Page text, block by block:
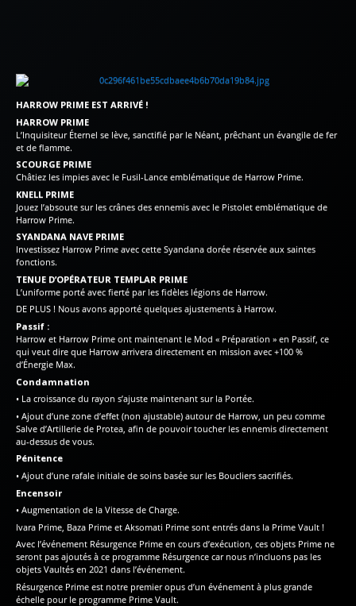
HARROW PRIME EST ARRIVÉ !
HARROW PRIME
L’Inquisiteur Éternel se lève, sanctifié par le Néant, prêchant un évangile de fer
et de flamme.
SCOURGE PRIME
Châtiez les impies avec le Fusil-Lance emblématique de Harrow Prime.
KNELL PRIME
Jouez l’absoute sur les crânes des ennemis avec le Pistolet emblématique de
Harrow Prime.
SYANDANA NAVE PRIME
Investissez Harrow Prime avec cette Syandana dorée réservée aux saintes
fonctions.
TENUE D’OPÉRATEUR TEMPLAR PRIME
L’uniforme porté avec fierté par les fidèles légions de Harrow.
DE PLUS ! Nous avons apporté quelques ajustements à Harrow.
Passif :
Harrow et Harrow Prime ont maintenant le Mod « Préparation » en Passif, ce
qui veut dire que Harrow arrivera directement en mission avec +100 %
d’Énergie Max.
Condamnation
• La croissance du rayon s’ajuste maintenant sur la Portée.
• Ajout d’une zone d’effet (non ajustable) autour de Harrow, un peu comme
Salve d’Artillerie de Protea, afin de pouvoir toucher les ennemis directement
au-dessus de vous.
Pénitence
• Ajout d’une rafale initiale de soins basée sur les Boucliers sacrifiés.
Encensoir
• Augmentation de la Vitesse de Charge.
Ivara Prime, Baza Prime et Aksomati Prime sont entrés dans la Prime Vault !
Avec l’événement Résurgence Prime en cours d’exécution, ces objets Prime ne
seront pas ajoutés à ce programme Résurgence car nous n’incluons pas les
objets Vaultés en 2021 dans l’événement.
Résurgence Prime est notre premier opus d’un événement à plus grande
échelle pour le programme Prime Vault.